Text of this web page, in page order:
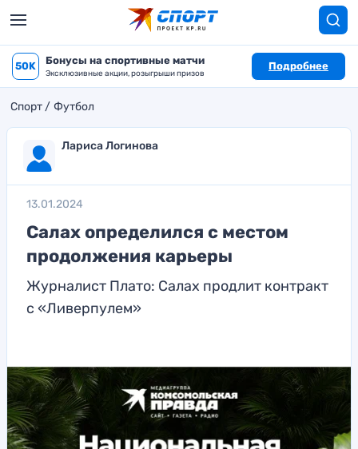
50K Бонусы на спортивные матчи
Эксклюзивные акции, розыгрыши призов
Подробнее
Спорт Футбол
Лариса Логинова
13.01.2024
Салах определился с местом
продолжения карьеры
Журналист Плато: Салах продлит контракт
с «Ливерпулем»